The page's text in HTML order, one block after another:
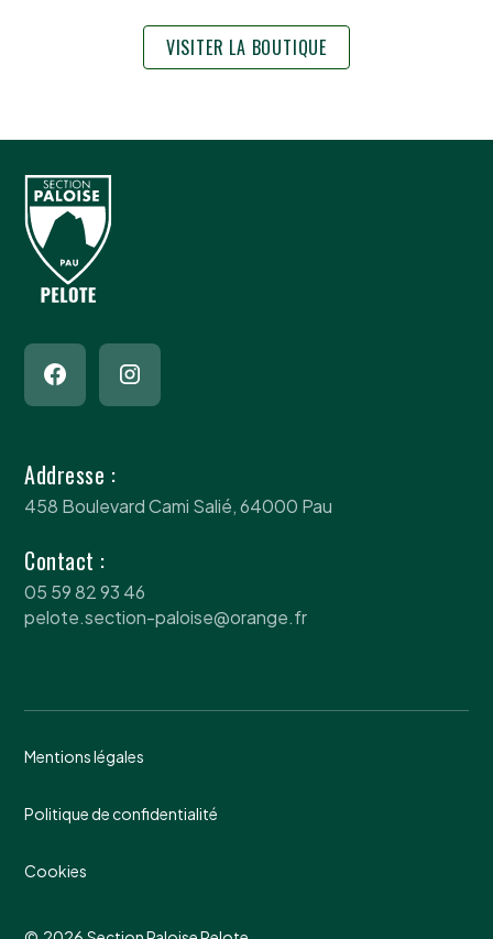
VISITER LA BOUTIQUE
Addresse :
458 Boulevard Cami Salié, 64000 Pau
Contact :
05 59 82 93 46
pelote.section-paloise@orange.fr
Mentions légales
Politique de confidentialité
Cookies